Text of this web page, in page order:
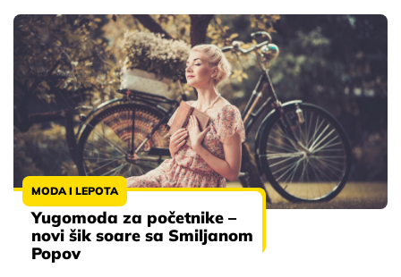
MODA I LEPOTA
Yugomoda za početnike –
novi šik soare sa Smiljanom
Popov